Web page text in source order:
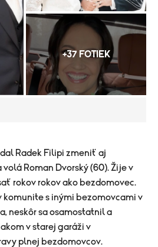
+37 FOTIEK
Radek Filipi zmeniť aj
Roman Dvorský (60). Žije v
rokov rokov ako bezdomovec.
komunite s inými bezomovcami v
neskôr sa osamostatnil a
v starej garáži v
plnej bezdomovcov.